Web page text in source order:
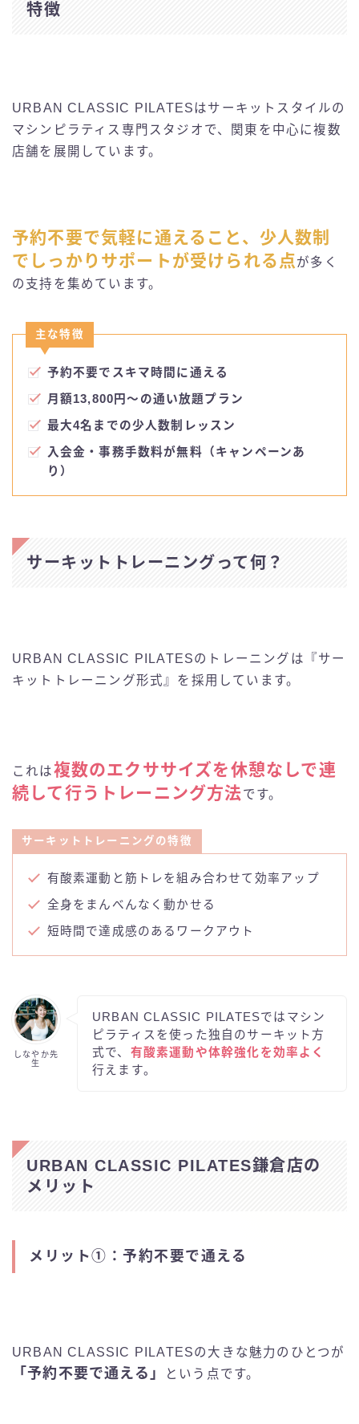
特徴
URBAN CLASSIC PILATESはサーキットスタイルの
マシンピラティス専門スタジオで、関東を中心に複数
店舗を展開しています。
予約不要で気軽に通えること、少人数制
でしっかりサポートが受けられる点が多く
の支持を集めています。
主な特徴
予約不要でスキマ時間に通える
月額13,800円〜の通い放題プラン
最大4名までの少人数制レッスン
入会金・事務手数料が無料（キャンペーンあ
り）
サーキットトレーニングって何？
URBAN CLASSIC PILATESのトレーニングは『サー
キットトレーニング形式』を採用しています。
これは複数のエクササイズを休憩なしで連
続して行うトレーニング方法 です。
サーキットトレーニングの特徴
有酸素運動と筋トレを組み合わせて効率アップ
全身をまんべんなく動かせる
短時間で達成感のあるワークアウト
しなやか先
生
URBAN CLASSIC PILATESではマシン
ピラティスを使った独自のサーキット方
式で、 有酸素運動や体幹強化を効率よく
行えます。
URBAN CLASSIC PILATES鎌倉店の
メリット
メリット①：予約不要で通える
URBAN CLASSIC PILATESの大きな魅力のひとつが
「予約不要で通える」 という点です。